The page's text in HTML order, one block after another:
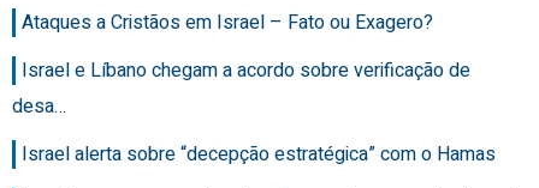
Ataques a Cristãos em Israel – Fato ou Exagero?
Israel e Líbano chegam a acordo sobre verificação de
desa…
Israel alerta sobre “decepção estratégica” com o Hamas